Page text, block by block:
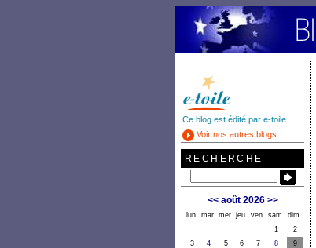
Ce blog est édité par e-toile
Voir nos autres blogs
RECHERCHE
<< août 2026 >>
lun. mar. mer. jeu. ven. sam.
dim.
1
2
3
4 5 6 7 8
9